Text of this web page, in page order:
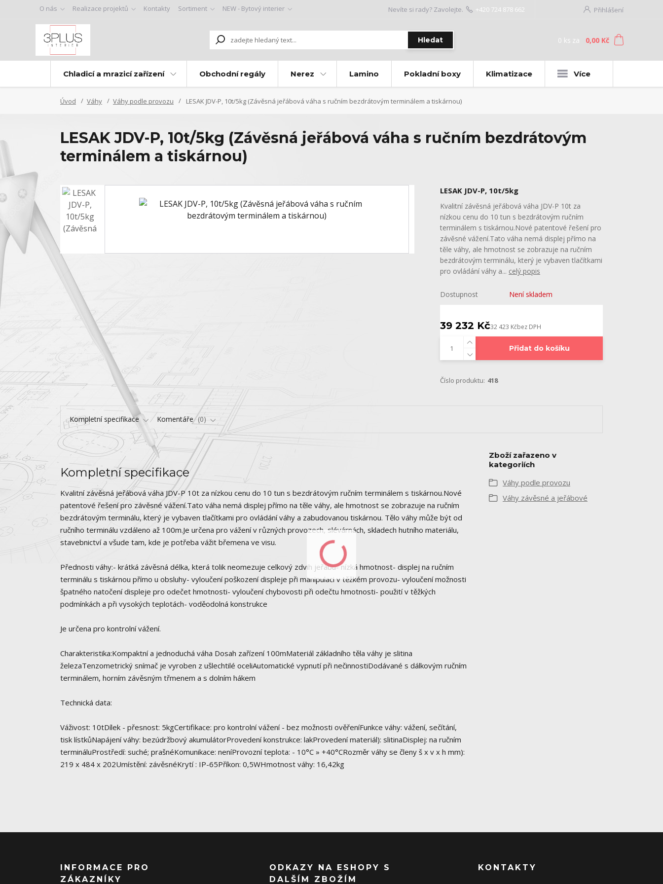
O nás Realizace projektů Kontakty Sortiment NEW - Bytový interier Přihlášení
Hledat
Nevíte si rady? Zavolejte. +420 724 878 662
0 ks za 0,00 Kč
Chladicí a mrazicí zařízení Obchodní regály Nerez Lamino Pokladní boxy Klimatizace Více
Úvod Váhy Váhy podle provozu LESAK JDV-P, 10t/5kg (Závěsná jeřábová váha s ručním bezdrátovým terminálem a tiskárnou)
LESAK JDV-P, 10t/5kg (Závěsná jeřábová váha s ručním bezdrátovým
terminálem a tiskárnou)
LESAK JDV-P, 10t/5kg
Kvalitní závěsná jeřábová váha JDV-P 10t za
nízkou cenu do 10 tun s bezdrátovým ručním
terminálem s tiskárnou.Nové patentové řešení pro
závěsné vážení.Tato váha nemá displej přímo na
těle váhy, ale hmotnost se zobrazuje na ručním
bezdrátovým terminálu, který je vybaven tlačítkami
pro ovládání váhy a... celý popis
Dostupnost Není skladem
39 232 Kč32 423 Kčbez DPH
Přidat do košíku
Číslo produktu: 418
Kompletní specifikace Komentáře 0
Kompletní specifikace
Kvalitní závěsná jeřábová váha JDV-P 10t za nízkou cenu do 10 tun s bezdrátovým ručním terminálem s tiskárnou.Nové
patentové řešení pro závěsné vážení.Tato váha nemá displej přímo na těle váhy, ale hmotnost se zobrazuje na ručním
bezdrátovým terminálu, který je vybaven tlačítkami pro ovládání váhy a zabudovanou tiskárnou. Tělo váhy může být od
ručního terminálu vzdáleno až 100m.Je určena pro vážení v různých provozech, slévárnách, skladech hutního materiálu,
stavebnictví a všude tam, kde je potřeba vážit břemena ve visu.
Přednosti váhy:- krátká závěsná délka, která tolik neomezuje celkový zdvih jeřábu- nízká hmotnost- displej na ručním
terminálu s tiskárnou přímo u obsluhy- vyloučení poškození displeje při manipulaci v těžkém provozu- vyloučení možnosti
špatného natočení displeje pro odečet hmotnosti- vyloučení chybovosti při odečtu hmotnosti- použití v těžkých
podmínkách a při vysokých teplotách- voděodolná konstrukce
Je určena pro kontrolní vážení.
Charakteristika:Kompaktní a jednoduchá váha Dosah zařízení 100mMateriál základního těla váhy je slitina
železaTenzometrický snímač je vyroben z ušlechtilé oceliAutomatické vypnutí při nečinnostiDodávané s dálkovým ručním
terminálem, horním závěsným třmenem a s dolním hákem
Technická data:
Váživost: 10tDílek - přesnost: 5kgCertifikace: pro kontrolní vážení - bez možnosti ověřeníFunkce váhy: vážení, sečítání,
tisk lístkůNapájení váhy: bezúdržbový akumulátorProvedení konstrukce: lakProvedení materiál): slitinaDisplej: na ručním
termináluProstředí: suché; prašnéKomunikace: neníProvozní teplota: - 10°C » +40°CRozměr váhy se členy š x v x h mm):
219 x 484 x 202Umístění: závěsnéKrytí : IP-65Příkon: 0,5WHmotnost váhy: 16,42kg
Zboží zařazeno v
kategoriích
Váhy podle provozu
Váhy závěsné a jeřábové
INFORMACE PRO
ZÁKAZNÍKY
ODKAZY NA ESHOPY S
DALŠÍM ZBOŽÍM
KONTAKTY